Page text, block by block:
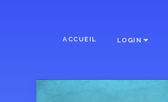
ACCUEIL LOGIN